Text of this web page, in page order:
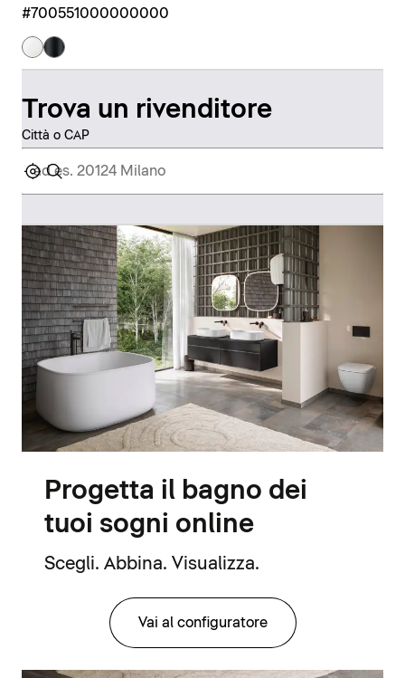
#700551000000000
Trova un rivenditore
Città o CAP
Progetta il bagno dei
tuoi sogni online
Scegli. Abbina. Visualizza.
Vai al configuratore